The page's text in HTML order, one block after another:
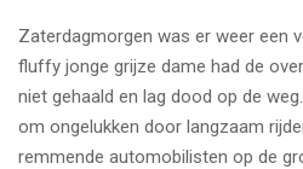
Zaterdagmorgen was er weer een
fluffy jonge grijze dame had de
niet gehaald en lag dood op de
om ongelukken door langzaam
remmende automobilisten op de